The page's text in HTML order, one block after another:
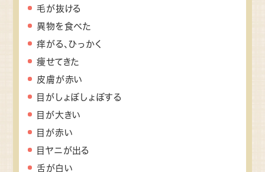
毛が抜ける
異物を食べた
痒がる、ひっかく
痩せてきた
皮膚が赤い
目がしょぼしょぼする
目が大きい
目が赤い
目ヤニが出る
舌が白い